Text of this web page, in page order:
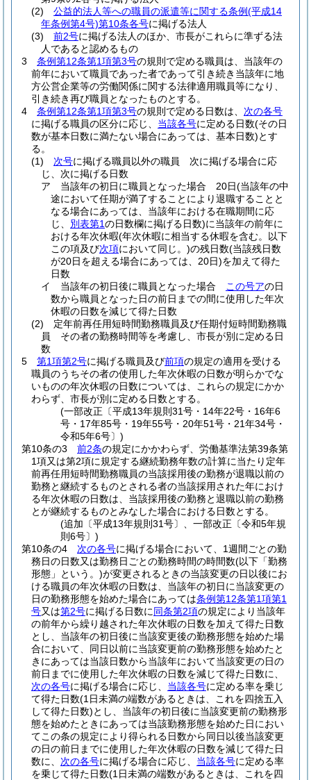
(2)
公益的法人等への職員の派遣等に関する条例(平成14
年条例第4号)第10条各号に掲げる法人
(3)
前2号に掲げる法人のほか、市長がこれらに準ずる法
人であると認めるもの
3
条例第12条第1項第3号の規則で定める職員は、当該年の
前年において職員であった者であって引き続き当該年に地
方公営企業等の労働関係に関する法律適用職員等になり、
引き続き再び職員となったものとする。
4
条例第12条第1項第3号の規則で定める日数は、 次の各号
に掲げる職員の区分に応じ、 当該各号に定める日数(その日
数が基本日数に満たない場合にあっては、基本日数)とす
る。
(1)
次号に掲げる職員以外の職員 次に掲げる場合に応
じ、次に掲げる日数
ア
当該年の初日に職員となった場合 20日(当該年の中
途において任期が満了することにより退職することと
なる場合にあっては、当該年における在職期間に応
じ、 別表第1の日数欄に掲げる日数)に当該年の前年に
おける年次休暇(年次休暇に相当する休暇を含む。以下
この項及び次項において同じ。)の残日数(当該残日数
が20日を超える場合にあっては、20日)を加えて得た
日数
イ
当該年の初日後に職員となった場合 この号アの日
数から職員となった日の前日までの間に使用した年次
休暇の日数を減じて得た日数
(2)
定年前再任用短時間勤務職員及び任期付短時間勤務職
員 その者の勤務時間等を考慮し、市長が別に定める日
数
5
第1項第2号に掲げる職員及び前項の規定の適用を受ける
職員のうちその者の使用した年次休暇の日数が明らかでな
いものの年次休暇の日数については、これらの規定にかか
わらず、市長が別に定める日数とする。
(一部改正〔平成13年規則31号・14年22号・16年6
号・17年85号・19年55号・20年51号・21年34号・
令和5年6号〕)
第10条の3
前2条の規定にかかわらず、労働基準法第39条第
1項又は第2項に規定する継続勤務年数の計算に当たり定年
前再任用短時間勤務職員の当該採用後の勤務が退職以前の
勤務と継続するものとされる者の当該採用された年におけ
る年次休暇の日数は、当該採用後の勤務と退職以前の勤務
とが継続するものとみなした場合における日数とする。
(追加〔平成13年規則31号〕、一部改正〔令和5年規
則6号〕)
第10条の4
次の各号に掲げる場合において、1週間ごとの勤
務日の日数又は勤務日ごとの勤務時間の時間数(以下「勤務
形態」という。)が変更されるときの当該変更の日以後にお
ける職員の年次休暇の日数は、当該年の初日に当該変更の
日の勤務形態を始めた場合にあっては条例第12条第1項第1
号又は第2号に掲げる日数に同条第2項の規定により当該年
の前年から繰り越された年次休暇の日数を加えて得た日数
とし、当該年の初日後に当該変更後の勤務形態を始めた場
合において、同日以前に当該変更前の勤務形態を始めたと
きにあっては当該日数から当該年において当該変更の日の
前日までに使用した年次休暇の日数を減じて得た日数に、
次の各号に掲げる場合に応じ、 当該各号に定める率を乗じ
て得た日数(1日未満の端数があるときは、これを四捨五入
して得た日数)とし、当該年の初日後に当該変更前の勤務形
態を始めたときにあっては当該勤務形態を始めた日におい
てこの条の規定により得られる日数から同日以後当該変更
の日の前日までに使用した年次休暇の日数を減じて得た日
数に、 次の各号に掲げる場合に応じ、 当該各号に定める率
を乗じて得た日数(1日未満の端数があるときは、これを四